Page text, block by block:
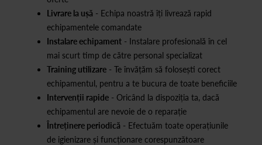
Livrare la ușă - Echipa noastră îți livrează rapid
echipamentele comandate
Instalare echipament - Instalare profesională în cel
mai scurt timp de către personal specializat
Training utilizare - Te învățăm să folosești corect
echipamentul, pentru a te bucura de toate beneficiile
Intervenții rapide - Oricând la dispoziția ta, dacă
echipamentul are nevoie de o reparație
Întreținere periodică - Efectuăm toate operațiunile
de igienizare și funcționare corespunzătoare